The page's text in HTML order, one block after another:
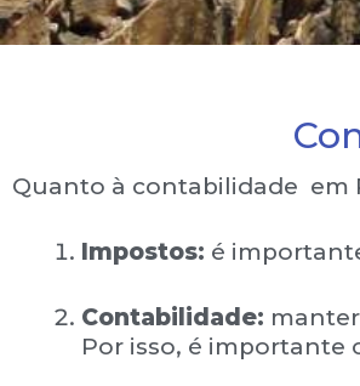
Quanto à contabilidade em
Impostos: é
Contabilidade:
Por isso, é importante